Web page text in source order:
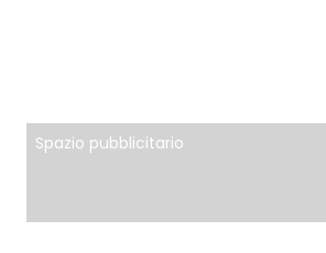
Spazio pubblicitario